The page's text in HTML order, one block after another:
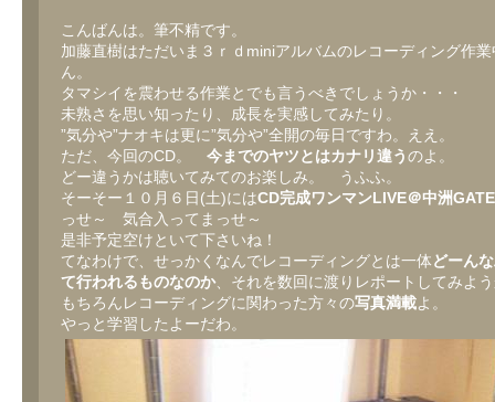
こんばんは。筆不精です。
加藤直樹はただいま３ｒｄminiアルバムのレコーディング作
ん。
タマシイを震わせる作業とでも言うべきでしょうか・・・
未熟さを思い知ったり、成長を実感してみたり。
”気分や”ナオキは更に”気分や”全開の毎日ですわ。ええ。
ただ、今回のCD。 今までのヤツとはカナリ違うのよ。
どー違うかは聴いてみてのお楽しみ。 うふふ。
そーそー１０月６日(土)にはCD完成ワンマンLIVE＠中洲
っせ～ 気合入ってまっせ～
是非予定空けといて下さいね！
てなわけで、せっかくなんでレコーディングとは一体どーん
て行われるものなのか、それを数回に渡りレポートしてみよ
もちろんレコーディングに関わった方々の写真満載よ。
やっと学習したよーだわ。